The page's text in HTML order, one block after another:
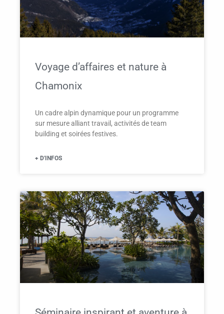
Voyage d’affaires et nature à
Chamonix
Un cadre alpin dynamique pour un programme
sur mesure alliant travail, activités de team
building et soirées festives.
+ D'INFOS